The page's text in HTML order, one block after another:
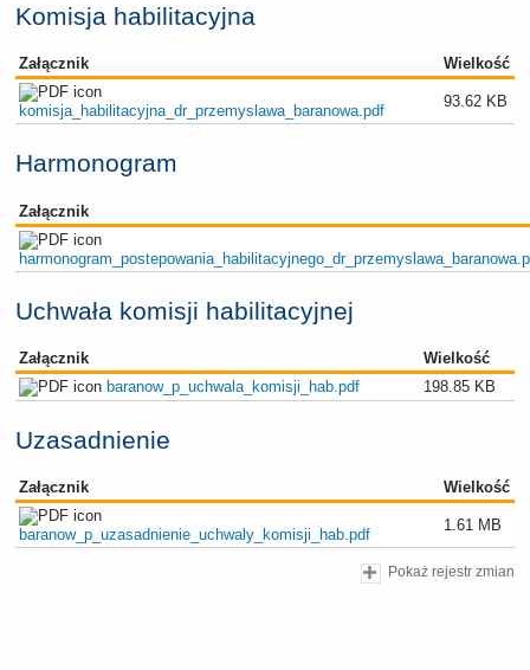
Komisja habilitacyjna
Załącznik Wielkość
komisja_habilitacyjna_dr_przemyslawa_baranowa.pdf
93.62 KB
Harmonogram
Załącznik
Uchwała komisji habilitacyjnej
Załącznik
Wielkość
baranow_p_uchwala_komisji_hab.pdf
198.85 KB
Uzasadnienie
Załącznik Wielkość
baranow_p_uzasadnienie_uchwaly_komisji_hab.pdf
1.61 MB
Pokaż rejestr zmian